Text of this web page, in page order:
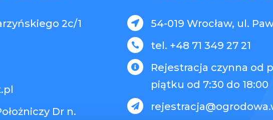
2c/1
Dr n.
 54-019 Wrocław, ul.
 tel. +48 71 349 27 21

Rejestracja czynna od
piątku od 7:30 do 18:00
